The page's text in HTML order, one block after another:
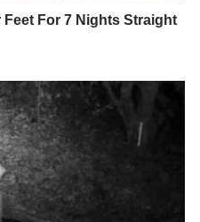
For 7 Nights Straight